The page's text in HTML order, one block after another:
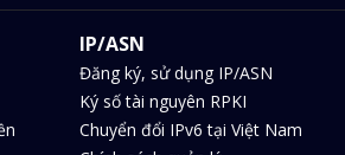
IP/ASN
Đăng ký, sử dụng IP/ASN
Ký số tài nguyên RPKI
Chuyển đổi IPv6 tại Việt Nam